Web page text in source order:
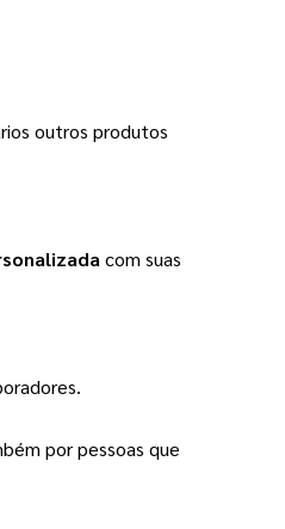
outros produtos
com suas
por pessoas que